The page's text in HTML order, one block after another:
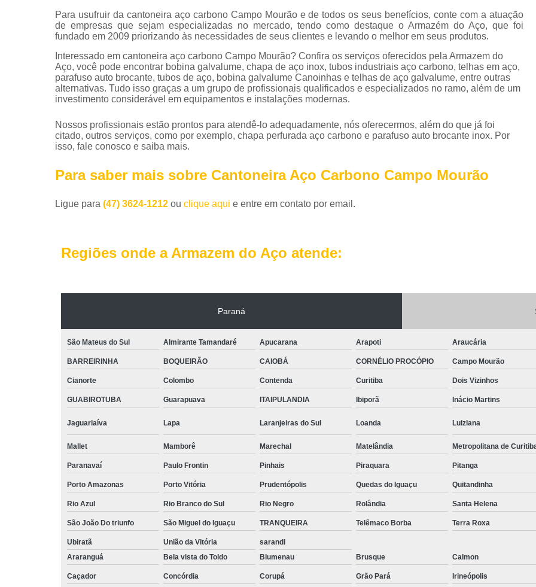
Parafuso Auto Brocante Philips
Perfil Caibro Galvanizado
Perfil de Aço
Perfil em U Galvanizado
Perfil Metálico
Perfil T Galvanizado
Perfil Tipo U
Perfil U Ferro Galvanizado
Perfil U
Roldana de Ferro Fundido
Roldana Ferro
Roldana Ferro
Tela Aço Carbono Perfurada
Telhas Aço Galvanizado Ondulada
Tinta para Aço
Tinta para Armário de Aço
Tinta para
Tinta para Janelas de Ferro
Tinta para
Tinta para Pintar Porta de Aço
Tinta
Tubos Aço Inox
Tubos de Aço
Tubos de Aço Redondo
Tubos Especiais Aço Carbono
Tubos
Tubos Retangulares de Aço Carbono
Viga Aço Perfil I
Viga com Aço
Viga U Aço Carbono
Viga U de Aço
Para usufruir da cantoneira aço carbono Campo Mourão e de todos os seus benefícios, conte com a atuação
de empresas que sejam especializadas no mercado, tendo como destaque o Armazém do Aço, que foi
fundado em 2009 priorizando às necessidades de seus clientes e levando o melhor em seus produtos.
Interessado em cantoneira aço carbono Campo Mourão? Confira os serviços oferecidos pela Armazem do
Aço, você pode encontrar bobina galvalume, chapa de aço inox, tubos industriais aço carbono, telhas em aço,
parafuso auto brocante, tubos de aço, bobina galvalume Canoinhas e telhas de aço galvalume, entre outras
alternativas. Tudo isso graças a um grupo de profissionais qualificados e especializados no ramo, além de um
investimento considerável em equipamentos e instalações modernas.
Nossos profissionais estão prontos para atendê-lo adequadamente, nós oferecermos, além do que já foi
citado, outros serviços, como por exemplo, chapa perfurada aço carbono e parafuso auto brocante inox. Por
isso, fale conosco e saiba mais.
Para saber mais sobre Cantoneira Aço Carbono Campo Mourão
Ligue para (47) 3624-1212 ou clique aqui e entre em contato por email.
Regiões onde a Armazem do Aço atende:
Paraná
São Mateus do Sul Almirante Tamandaré Apucarana Arapoti Araucária
BARREIRINHA BOQUEIRÃO CAIOBÁ CORNÉLIO PROCÓPIO Campo Mourão
Cianorte Colombo Contenda Curitiba Dois Vizinhos
GUABIROTUBA Guarapuava ITAIPULANDIA Ibiporã Inácio Martins
Jaguariaíva Lapa Laranjeiras do Sul Loanda Luiziana
Mallet Mamborê Marechal Matelândia Metropolitana de
Paranavaí Paulo Frontin Pinhais Piraquara Pitanga
Porto Amazonas Porto Vitória Prudentópolis Quedas do Iguaçu Quitandinha
Rio Azul Rio Branco do Sul Rio Negro Rolândia Santa Helena
São João Do triunfo São Miguel do Iguaçu TRANQUEIRA Telêmaco Borba Terra Roxa
Ubiratã União da Vitória
sarandi
Araranguá
Bela vista do Toldo Blumenau Brusque Calmon
Caçador Concórdia Corupá Grão Pará Irineópolis